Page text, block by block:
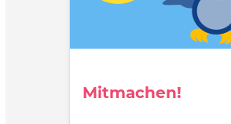
Mitmachen!